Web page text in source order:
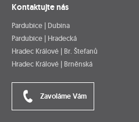
Kontaktujte nás
Pardubice | Dubina
Pardubice | Hradecká
Hradec Králové | Br. Štefanů
Hradec Králové | Brněnská
Zavoláme Vám